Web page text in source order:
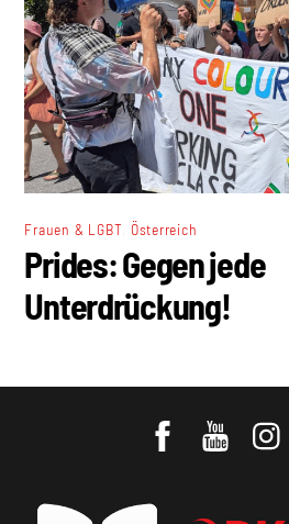
Frauen & LGBT Österreich
Prides: Gegen jede
Unterdrückung!